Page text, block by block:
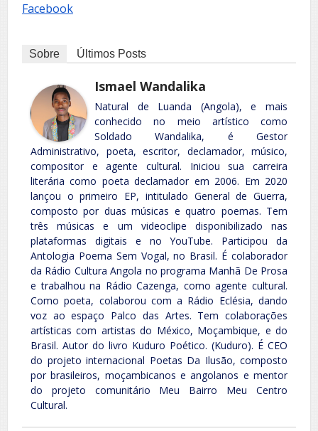
Facebook
Sobre Últimos Posts
Ismael Wandalika
Natural de Luanda (Angola), e mais
conhecido no meio artístico como
Soldado Wandalika, é Gestor
Administrativo, poeta, escritor, declamador, músico,
compositor e agente cultural. Iniciou sua carreira
literária como poeta declamador em 2006. Em 2020
lançou o primeiro EP, intitulado General de Guerra,
composto por duas músicas e quatro poemas. Tem
três músicas e um videoclipe disponibilizado nas
plataformas digitais e no YouTube. Participou da
Antologia Poema Sem Vogal, no Brasil. É colaborador
da Rádio Cultura Angola no programa Manhã De Prosa
e trabalhou na Rádio Cazenga, como agente cultural.
Como poeta, colaborou com a Rádio Eclésia, dando
voz ao espaço Palco das Artes. Tem colaborações
artísticas com artistas do México, Moçambique, e do
Brasil. Autor do livro Kuduro Poético. (Kuduro). É CEO
do projeto internacional Poetas Da Ilusão, composto
por brasileiros, moçambicanos e angolanos e mentor
do projeto comunitário Meu Bairro Meu Centro
Cultural.